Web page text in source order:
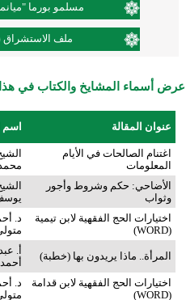
مسلمو بورما
ملف الاستشراق
عرض أسماء المشايخ والكتاب في
عنوان المقالة اسم
اغتنام الصالحات في الأيام
المعلومات
الأضاحي: حكم وشروط وأجور
وثواب
اختيارات الحج الفقهية لابن تيمية
(WORD)
د.
المرأة.. ماذا يريدون بها (خطبة)
أ.
اختيارات الحج الفقهية لابن قدامة
(WORD)
د.